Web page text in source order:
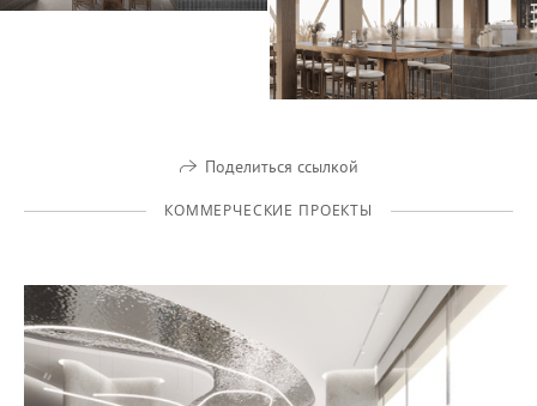
Поделиться ссылкой
КОММЕРЧЕСКИЕ ПРОЕКТЫ